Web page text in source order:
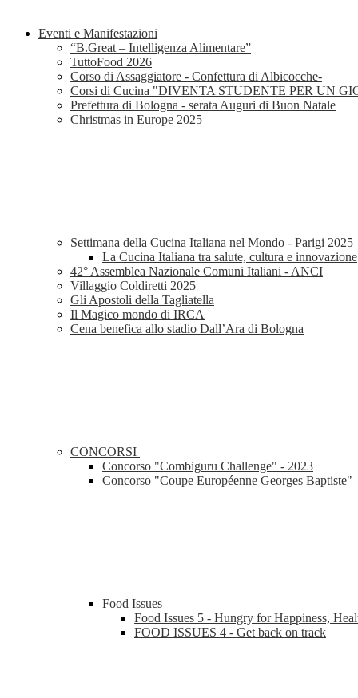
Eventi e Manifestazioni
“B.Great – Intelligenza Alimentare”
TuttoFood 2026
Corso di Assaggiatore - Confettura di Albicocche-
Corsi di Cucina "DIVENTA STUDENTE PER UN
Prefettura di Bologna - serata Auguri di Buon Natale
Christmas in Europe 2025
Settimana della Cucina Italiana nel Mondo - Parigi 2025
La Cucina Italiana tra salute, cultura e innovazione
42° Assemblea Nazionale Comuni Italiani - ANCI
Villaggio Coldiretti 2025
Gli Apostoli della Tagliatella
Il Magico mondo di IRCA
Cena benefica allo stadio Dall’Ara di Bologna
CONCORSI
Concorso "Combiguru Challenge" - 2023
Concorso "Coupe Européenne Georges Baptiste"
Food Issues
Food Issues 5 - Hungry for Happiness,
FOOD ISSUES 4 - Get back on track